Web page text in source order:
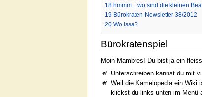
18 hmmm... wo sind die kleinen
19 Bürokraten-Newsletter 38/2012
20 Wo issa?
Bürokratenspiel
Moin Mambres! Du bist ja ein
Unterschreiben kannst du mit
Weil die Kamelopedia ein Wiki
klickst du links unten im Menü